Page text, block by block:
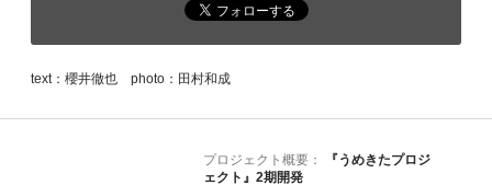
text：櫻井徹也 photo：田村和成
プロジェクト概要：
『うめきたプロジ
ェクト』2期開発